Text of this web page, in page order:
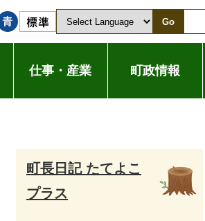
Go
仕事・産業 町政情報
町長日記 たてよこ
プラス